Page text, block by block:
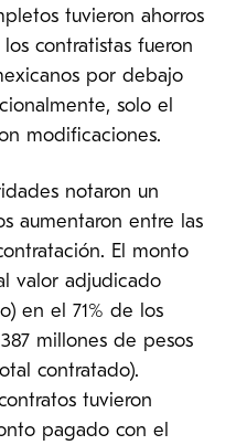
tuvieron ahorros
contratistas fueron
por debajo
solo el
modificaciones.
notaron un
aumentaron entre las
El monto
valor adjudicado
en el 71% de los
millones de pesos
contratado).
tuvieron
pagado con el